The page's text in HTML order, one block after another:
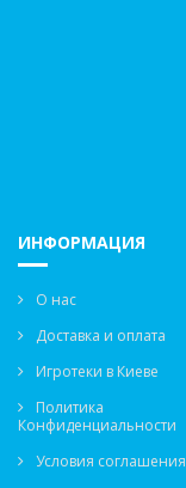
ИНФОРМАЦИЯ
О нас
Доставка и оплата
Игротеки в Киеве
Политика
Конфиденциальности
Условия соглашения